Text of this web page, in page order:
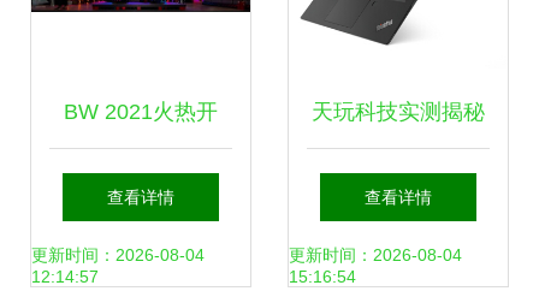
BW 2021火热开
启！华硕天选姬邀
你一起来玩儿 天玩
查看详情
更新时间：2026-08-04
12:14:57
天玩科技实测揭秘
ThinkPad X13真实
使用体验全分享
查看详情
更新时间：2026-08-04
15:16:54